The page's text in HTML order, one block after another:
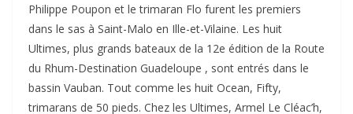
Philippe Poupon et le trimaran Flo furent les premiers
dans le sas à Saint-Malo en Ille-et-Vilaine. Les huit
Ultimes, plus grands bateaux de la 12e édition de la Route
du Rhum-Destination Guadeloupe , sont entrés dans le
bassin Vauban. Tout comme les huit Ocean, Fifty,
trimarans de 50 pieds. Chez les Ultimes, Armel Le Cléac’h,